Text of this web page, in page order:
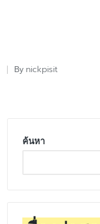
Posted
By nickpisit
ค้นหา